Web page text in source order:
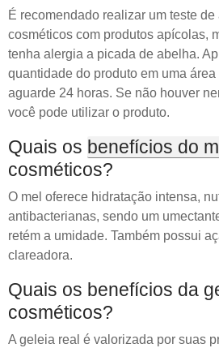
É recomendado realizar um teste
cosméticos com produtos apícolas,
tenha alergia a picada de abelha.
quantidade do produto em uma
aguarde 24 horas. Se não houver
você pode utilizar o produto.
Quais os benefícios do
cosméticos?
O mel oferece hidratação intensa,
antibacterianas, sendo um
retém a umidade. Também possui
clareadora.
Quais os benefícios da
cosméticos?
A geleia real é valorizada por suas